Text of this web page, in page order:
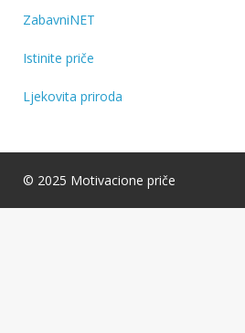
ZabavniNET
Istinite priče
Ljekovita priroda
© 2025 Motivacione priče